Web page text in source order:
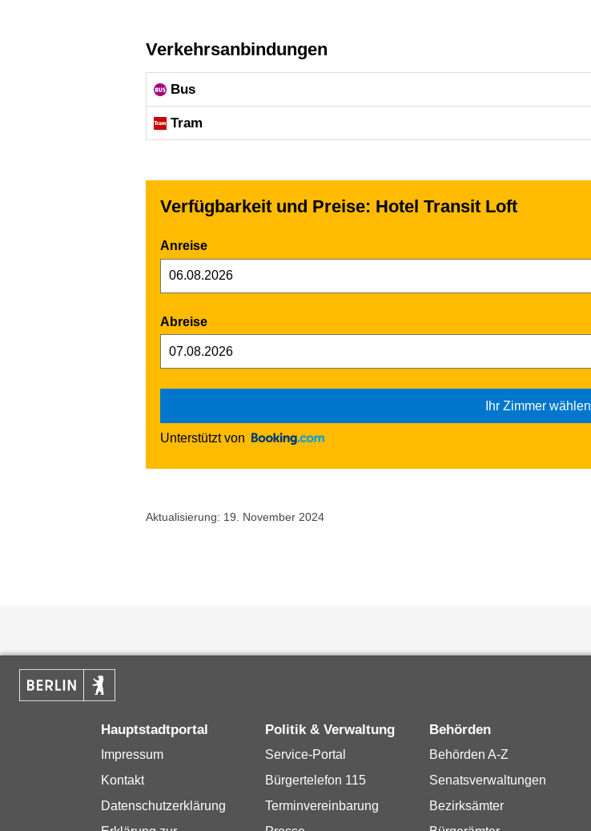
Verkehrsanbindungen
Bus
Tram
Verfügbarkeit und Preise: Hotel Transit Loft
Anreise
Abreise
Ihr Zimmer wählen
Unterstützt von
Aktualisierung: 19. November 2024
Hauptstadtportal
Impressum
Kontakt
Datenschutzerklärung
Politik & Verwaltung
Service-Portal
Bürgertelefon 115
Terminvereinbarung
Behörden
Behörden A-Z
Senatsverwaltungen
Bezirksämter